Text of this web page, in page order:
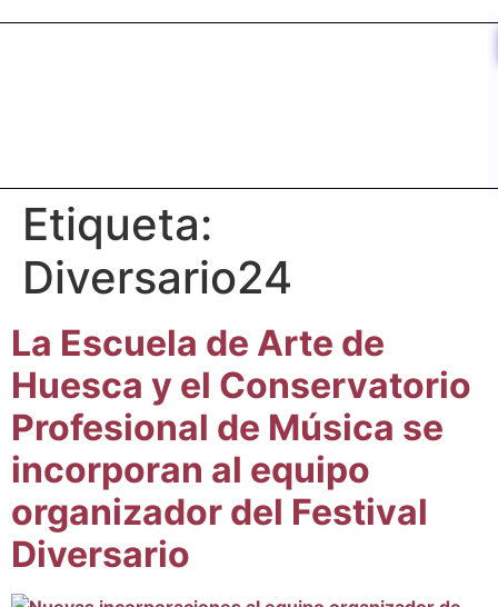
Etiqueta:
Diversario24
La Escuela de Arte de
Huesca y el Conservatorio
Profesional de Música se
incorporan al equipo
organizador del Festival
Diversario